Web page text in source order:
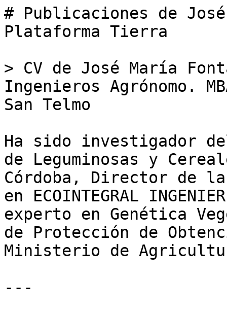
# Publicaciones de
Plataforma Tierra
> CV de José María
Ingenieros Agrónomo.
San Telmo
Ha sido investigador del
de Leguminosas y
Córdoba, Director de
en ECOINTEGRAL
experto en Genética
de Protección de
Ministerio de
---